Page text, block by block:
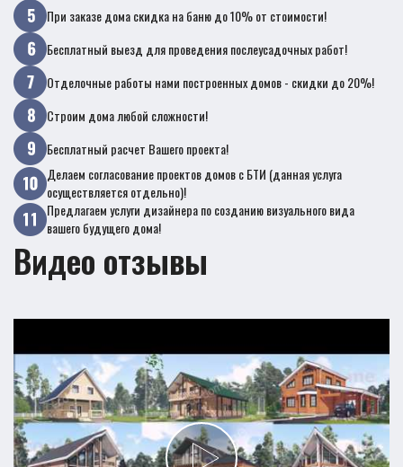
При заказе дома скидка на баню до 10% от стоимости!
Бесплатный выезд для проведения послеусадочных работ!
Отделочные работы нами построенных домов - скидки до 20%!
Строим дома любой сложности!
Бесплатный расчет Вашего проекта!
Делаем согласование проектов домов с БТИ (данная услуга
осуществляется отдельно)!
Предлагаем услуги дизайнера по созданию визуального вида
вашего будущего дома!
Видео отзывы